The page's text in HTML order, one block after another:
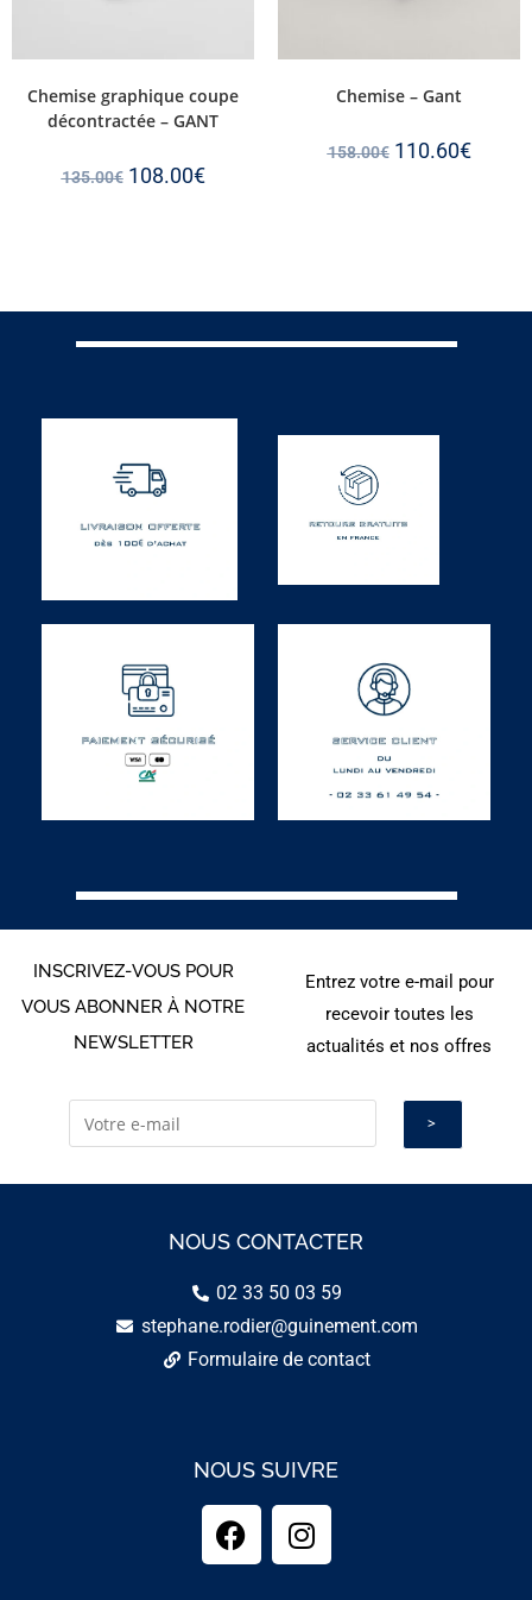
Chemise graphique coupe
décontractée – GANT
135.00€ 108.00€
Chemise – Gant
158.00€ 110.60€
INSCRIVEZ-VOUS POUR
VOUS ABONNER À NOTRE
NEWSLETTER
Entrez votre e-mail pour
recevoir toutes les
actualités et nos offres
NOUS CONTACTER
02 33 50 03 59
stephane.rodier@guinement.com
Formulaire de contact
NOUS SUIVRE